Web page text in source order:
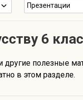
Презентации
6
другие полезные
в этом разделе.